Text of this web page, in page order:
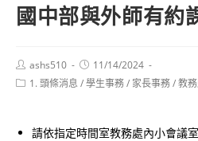
國中部與外師有約
Post
author:
ashs510
Post
published:
11/14/2024
Post1. 頭條消息 /學生事務/ 家長事務/教
請依指定時間室教務處內小會議